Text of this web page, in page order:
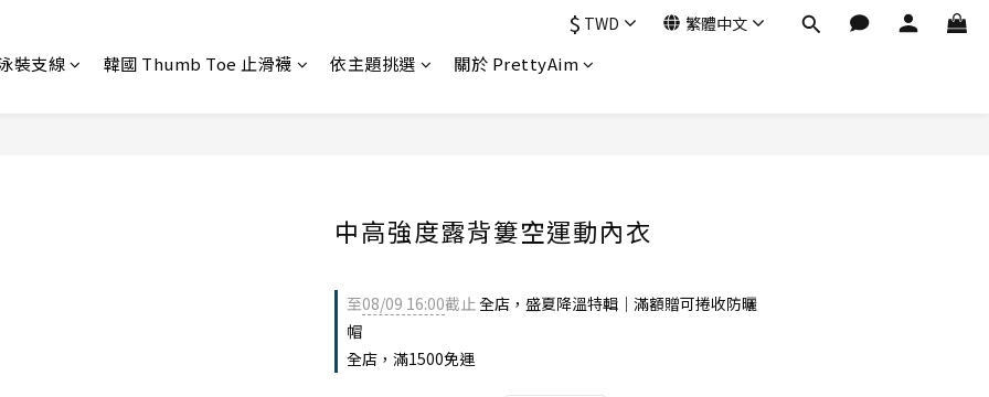
$ TWD 繁體中文
裝支線 韓國 Thumb Toe 止滑襪 依主題挑選 關於 PrettyAim
中高強度露背簍空運動內衣
至08/09 16:00截止全店，盛夏降溫特輯｜滿額贈可捲收防曬
帽
全店，滿1500免運